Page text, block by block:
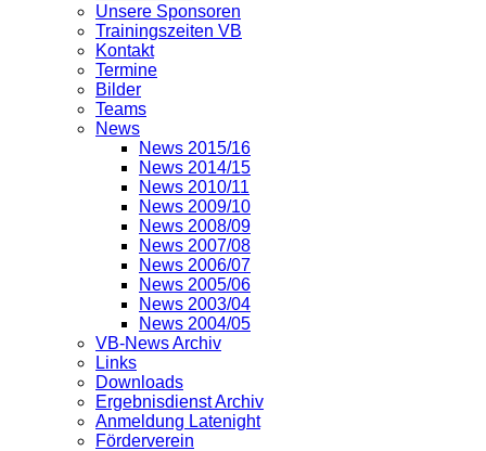
Unsere Sponsoren
Trainingszeiten VB
Kontakt
Termine
Bilder
Teams
News
News 2015/16
News 2014/15
News 2010/11
News 2009/10
News 2008/09
News 2007/08
News 2006/07
News 2005/06
News 2003/04
News 2004/05
VB-News Archiv
Links
Downloads
Ergebnisdienst Archiv
Anmeldung Latenight
Förderverein